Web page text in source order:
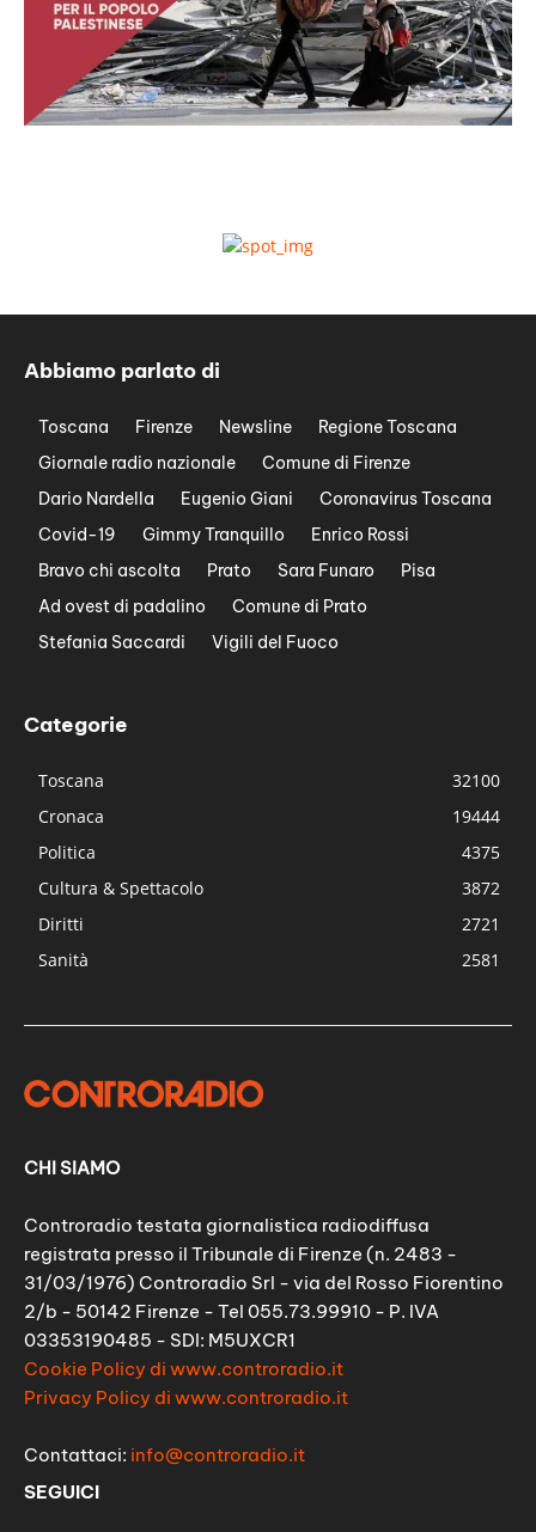
Abbiamo parlato di
Toscana Firenze Newsline
Regione Toscana
Giornale radio nazionale
Comune di Firenze
Dario Nardella
Eugenio Giani
Coronavirus Toscana
Covid-19
Gimmy Tranquillo
Enrico Rossi
Bravo chi ascolta
Prato Sara Funaro
Pisa
Ad ovest di padalino
Comune di Prato
Stefania Saccardi
Vigili del Fuoco
Categorie
Toscana
32100
Cronaca
19444
Politica
4375
Cultura & Spettacolo
3872
Diritti
2721
Sanità
2581
CHI SIAMO
Controradio testata giornalistica radiodiffusa
registrata presso il Tribunale di Firenze (n. 2483 -
31/03/1976) Controradio Srl - via del Rosso Fiorentino
2/b - 50142 Firenze - Tel 055.73.99910 - P. IVA
03353190485 - SDI: M5UXCR1
Cookie Policy di www.controradio.it
Privacy Policy di www.controradio.it
Contattaci: info@controradio.it
SEGUICI